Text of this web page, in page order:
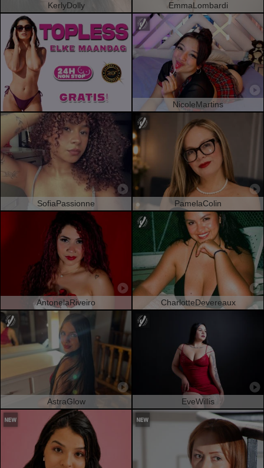
KerlyDolly EmmaLombardi
NicoleMartins
SofiaPassionne PamelaColin
AntonelaRiveiro CharlotteDevereaux
AstraGlow EveWillis